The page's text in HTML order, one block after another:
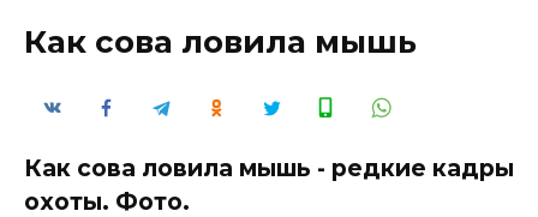
Как сова ловила мышь
Как сова ловила мышь - редкие кадры
охоты. Фото.